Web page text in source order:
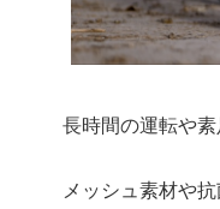
長時間の運転や素
メッシュ素材や